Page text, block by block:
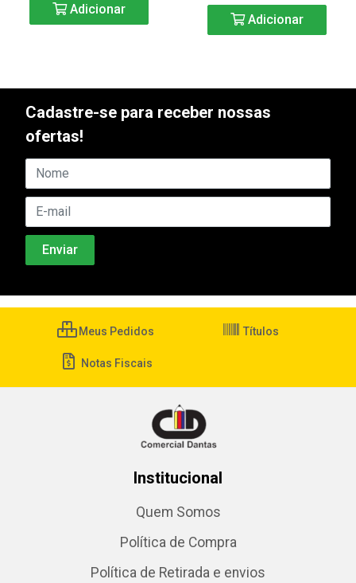
Adicionar
Adicionar
Cadastre-se para receber nossas
ofertas!
Meus Pedidos Títulos
Notas Fiscais
Institucional
Quem Somos
Política de Compra
Política de Retirada e envios